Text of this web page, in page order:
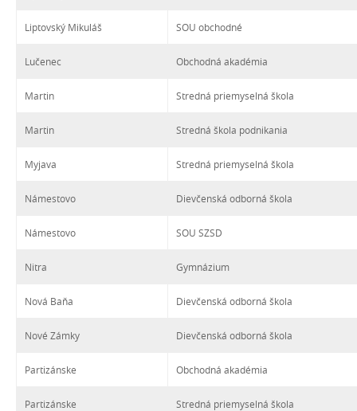
Liptovský Mikuláš SOU obchodné
Lučenec Obchodná akadémia
Martin Stredná priemyselná škola
Martin Stredná škola podnikania
Myjava Stredná priemyselná škola
Námestovo Dievčenská odborná škola
Námestovo SOU SZSD
Nitra Gymnázium
Nová Baňa Dievčenská odborná škola
Nové Zámky Dievčenská odborná škola
Partizánske Obchodná akadémia
Partizánske Stredná priemyselná škola